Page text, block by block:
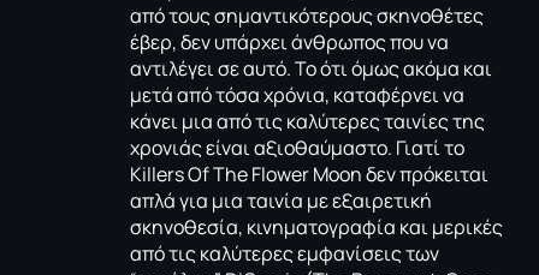
από τους σημαντικότερους σκηνοθέτες
έβερ, δεν υπάρχει άνθρωπος που να
αντιλέγει σε αυτό. Το ότι όμως ακόμα και
μετά από τόσα χρόνια, καταφέρνει να
κάνει μια από τις καλύτερες ταινίες της
χρονιάς είναι αξιοθαύμαστο. Γιατί το
Killers Of The Flower Moon δεν πρόκειται
απλά για μια ταινία με εξαιρετική
σκηνοθεσία, κινηματογραφία και μερικές
από τις καλύτερες εμφανίσεις των